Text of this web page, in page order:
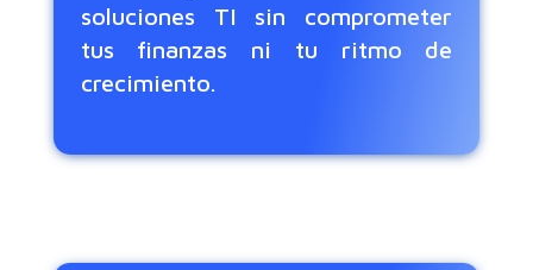
soluciones TI sin comprometer
tus finanzas ni tu ritmo de
crecimiento.